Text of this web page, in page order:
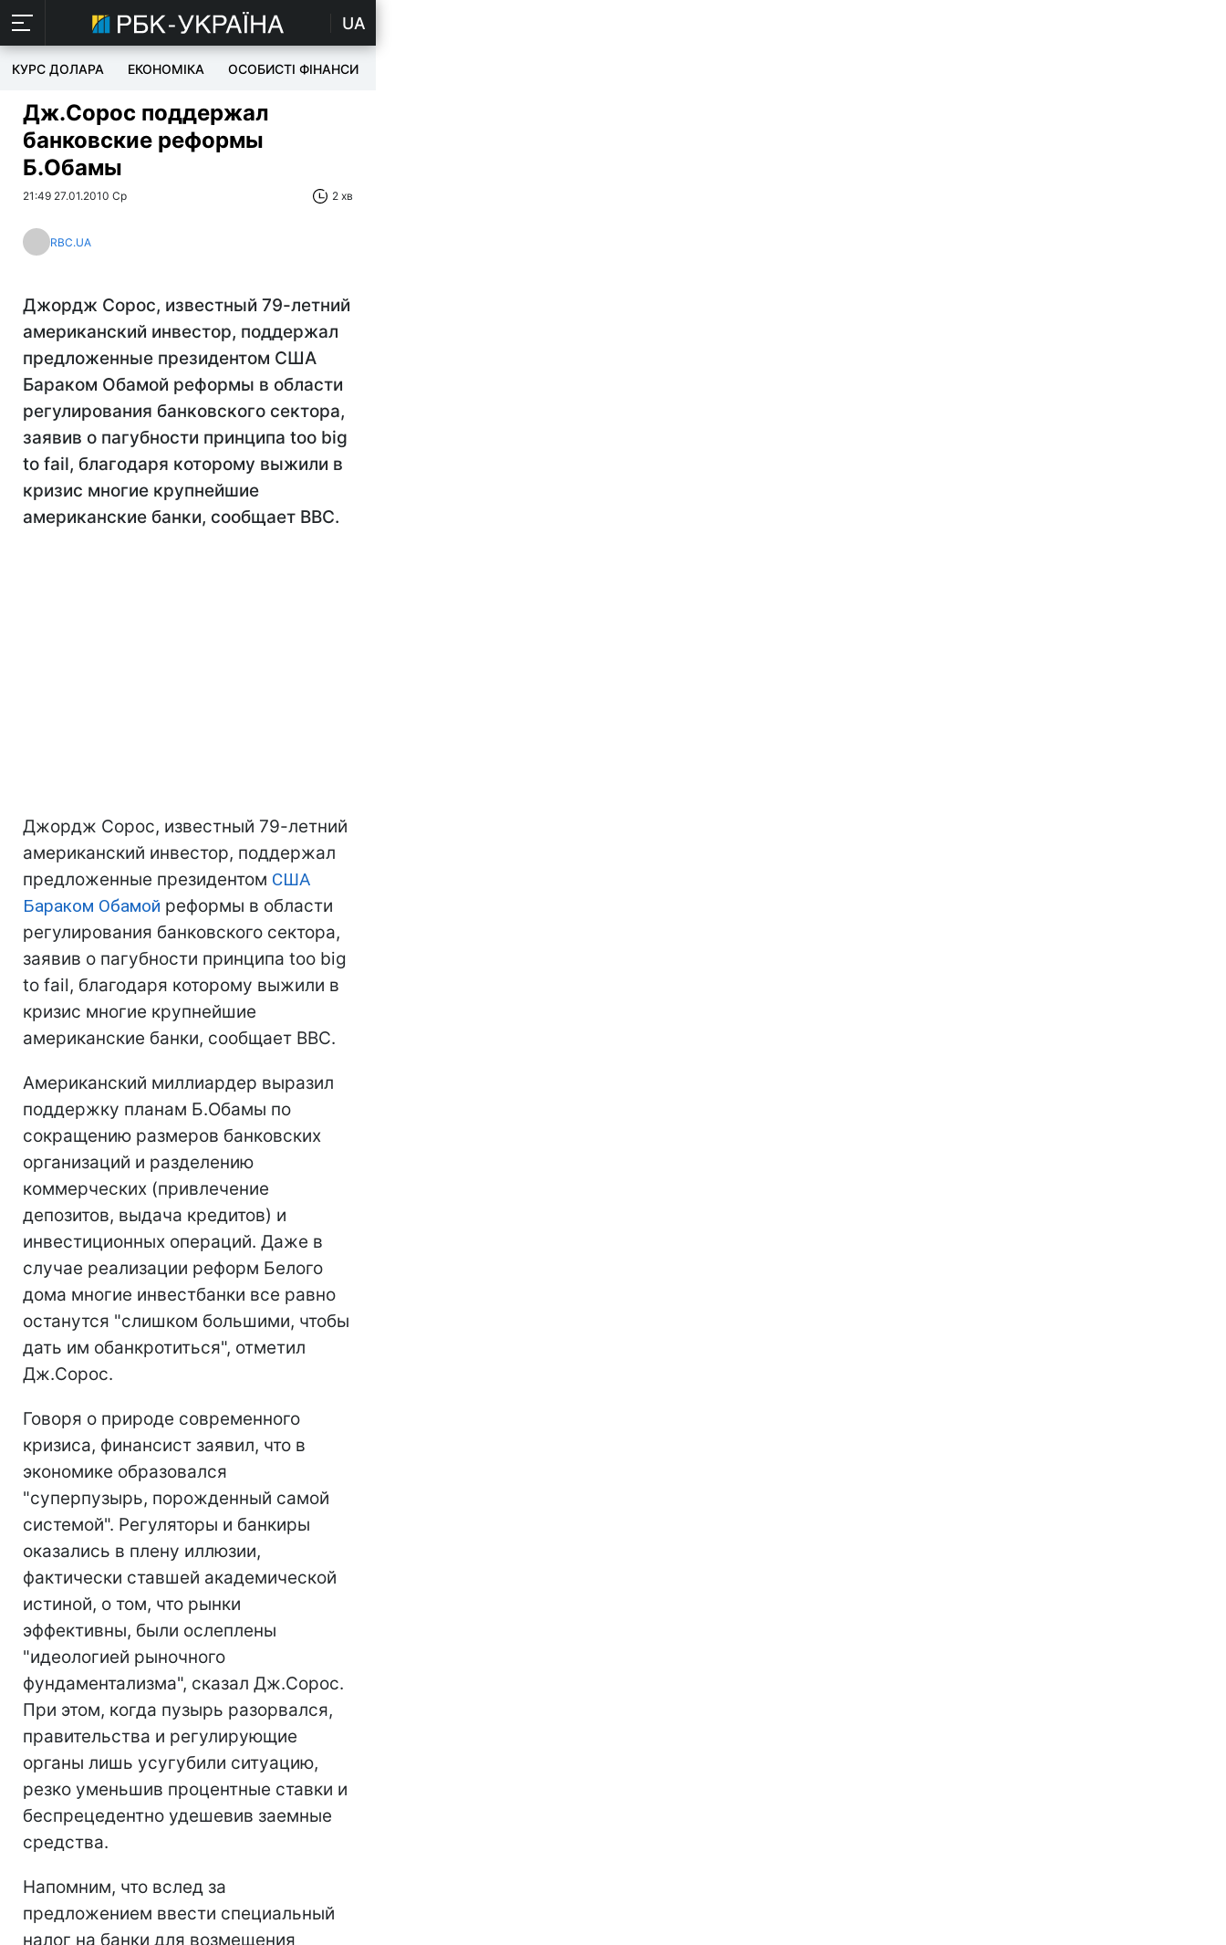
UA
КУРС ДОЛАРА ЕКОНОМІКА ОСОБИСТІ ФІНАНСИ
Дж.Сорос поддержал
банковские реформы
Б.Обамы
21:49 27.01.2010 Ср 2 хв
RBC.UA
Джордж Сорос, известный 79-летний
американский инвестор, поддержал
предложенные президентом США
Бараком Обамой реформы в области
регулирования банковского сектора,
заявив о пагубности принципа too big
to fail, благодаря которому выжили в
кризис многие крупнейшие
американские банки, сообщает ВВС.
Джордж Сорос, известный 79-летний
американский инвестор, поддержал
предложенные президентом США
Бараком Обамой реформы в области
регулирования банковского сектора,
заявив о пагубности принципа too big
to fail, благодаря которому выжили в
кризис многие крупнейшие
американские банки, сообщает ВВС.
Американский миллиардер выразил
поддержку планам Б.Обамы по
сокращению размеров банковских
организаций и разделению
коммерческих (привлечение
депозитов, выдача кредитов) и
инвестиционных операций. Даже в
случае реализации реформ Белого
дома многие инвестбанки все равно
останутся "слишком большими, чтобы
дать им обанкротиться", отметил
Дж.Сорос.
Говоря о природе современного
кризиса, финансист заявил, что в
экономике образовался
"суперпузырь, порожденный самой
системой". Регуляторы и банкиры
оказались в плену иллюзии,
фактически ставшей академической
истиной, о том, что рынки
эффективны, были ослеплены
"идеологией рыночного
фундаментализма", сказал Дж.Сорос.
При этом, когда пузырь разорвался,
правительства и регулирующие
органы лишь усугубили ситуацию,
резко уменьшив процентные ставки и
беспрецедентно удешевив заемные
средства.
Напомним, что вслед за
предложением ввести специальный
налог на банки для возмещения